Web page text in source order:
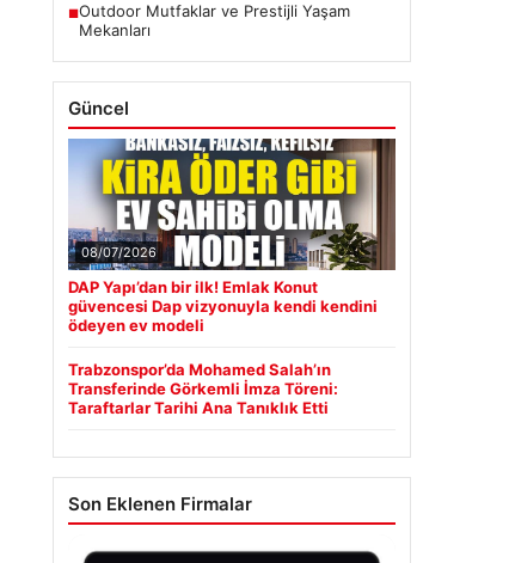
■Outdoor Mutfaklar ve Prestijli Yaşam
Mekanları
Güncel
08/07/2026
DAP Yapı’dan bir ilk! Emlak Konut
güvencesi Dap vizyonuyla kendi kendini
ödeyen ev modeli
Trabzonspor’da Mohamed Salah’ın
Transferinde Görkemli İmza Töreni:
Taraftarlar Tarihi Ana Tanıklık Etti
Son Eklenen Firmalar